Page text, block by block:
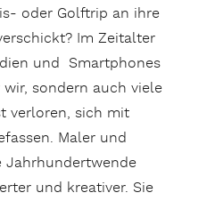
oder Golftrip an ihre
Im Zeitalter
und Smartphones
sondern auch viele
verloren, sich mit
Maler und
Jahrhundertwende
und kreativer. Sie